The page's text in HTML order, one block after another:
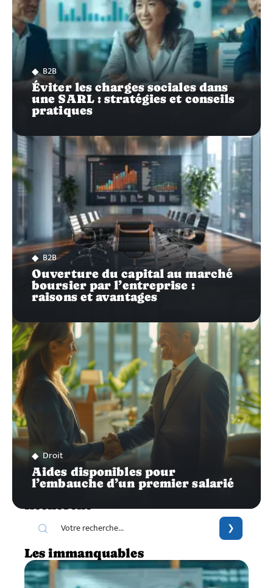
B2B
Éviter les charges sociales dans
une SARL : stratégies et conseils
pratiques
B2B
Ouverture du capital au marché
boursier par l’entreprise :
raisons et avantages
Droit
Aides disponibles pour
l’embauche d’un premier salarié
Recherche
Les immanquables